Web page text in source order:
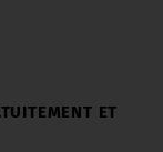
ET